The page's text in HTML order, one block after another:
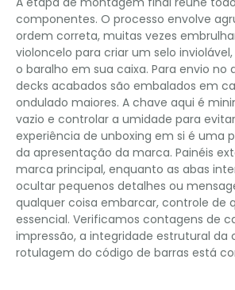
componentes. O processo envolve
ordem correta, muitas vezes
violoncelo para criar um selo
o baralho em sua caixa. Para envio no
decks acabados são embalados em
ondulado maiores. A chave aqui é
vazio e controlar a umidade para
experiência de unboxing em si é uma
da apresentação da marca. Painéis
marca principal, enquanto as abas
ocultar pequenos detalhes ou
qualquer coisa embarcar, controle de
essencial. Verificamos contagens de
impressão, a integridade estrutural da
rotulagem do código de barras está